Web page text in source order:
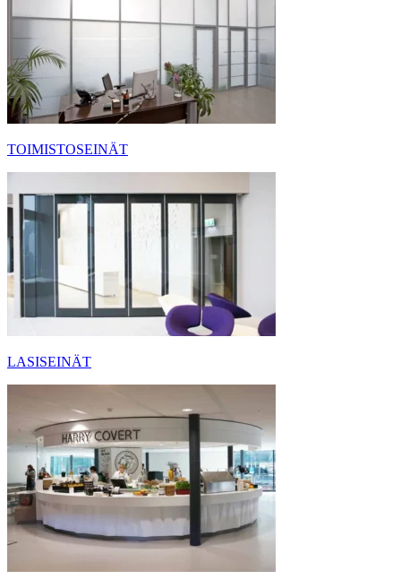
TOIMISTOSEINÄT
LASISEINÄT